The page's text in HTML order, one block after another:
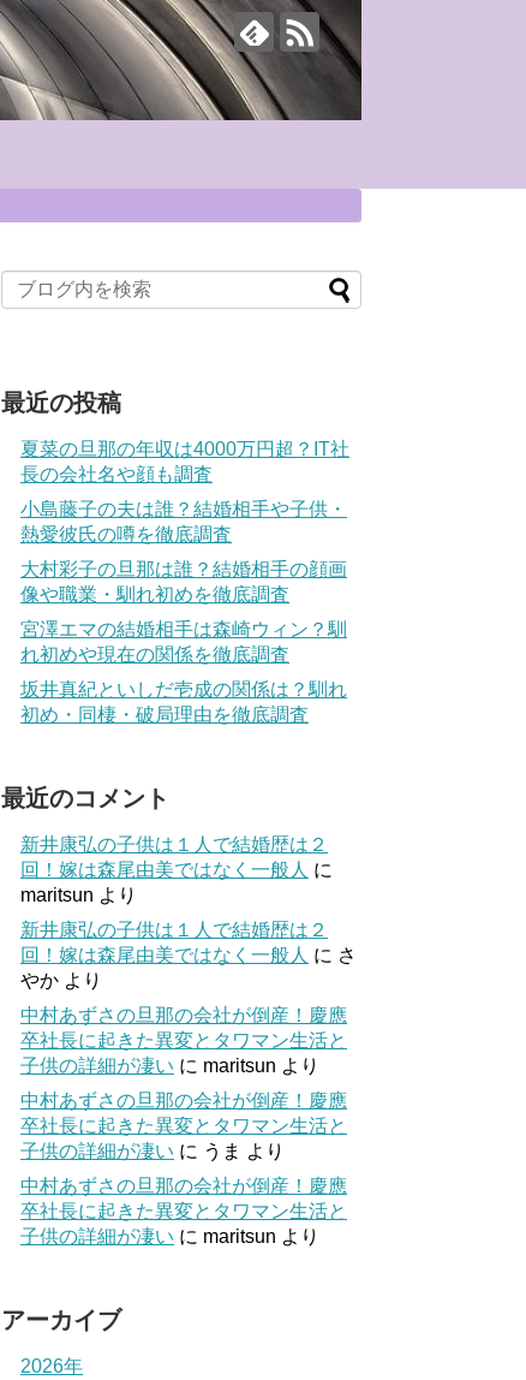
最近の投稿
夏菜の旦那の年収は4000万円超？IT社
長の会社名や顔も調査
小島藤子の夫は誰？結婚相手や子供・
熱愛彼氏の噂を徹底調査
大村彩子の旦那は誰？結婚相手の顔画
像や職業・馴れ初めを徹底調査
宮澤エマの結婚相手は森崎ウィン？馴
れ初めや現在の関係を徹底調査
坂井真紀といしだ壱成の関係は？馴れ
初め・同棲・破局理由を徹底調査
最近のコメント
新井康弘の子供は１人で結婚歴は２
回！嫁は森尾由美ではなく一般人 に
maritsun より
新井康弘の子供は１人で結婚歴は２
回！嫁は森尾由美ではなく一般人 に さ
やか より
中村あずさの旦那の会社が倒産！慶應
卒社長に起きた異変とタワマン生活と
子供の詳細が凄い に maritsun より
中村あずさの旦那の会社が倒産！慶應
卒社長に起きた異変とタワマン生活と
子供の詳細が凄い に うま より
中村あずさの旦那の会社が倒産！慶應
卒社長に起きた異変とタワマン生活と
子供の詳細が凄い に maritsun より
アーカイブ
2026年